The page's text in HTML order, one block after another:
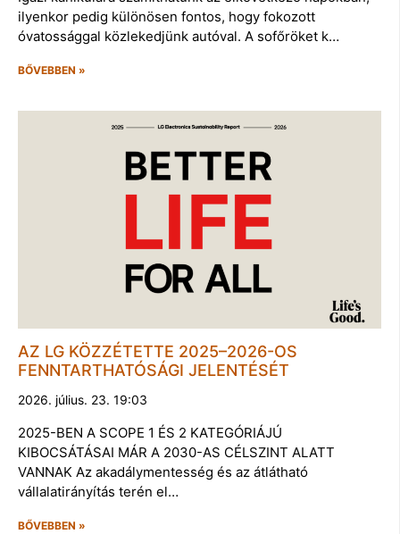
ilyenkor pedig különösen fontos, hogy fokozott
óvatossággal közlekedjünk autóval. A sofőröket k…
BŐVEBBEN »
AZ LG KÖZZÉTETTE 2025–2026-OS
FENNTARTHATÓSÁGI JELENTÉSÉT
2026. július. 23. 19:03
2025-BEN A SCOPE 1 ÉS 2 KATEGÓRIÁJÚ
KIBOCSÁTÁSAI MÁR A 2030-AS CÉLSZINT ALATT
VANNAK Az akadálymentesség és az átlátható
vállalatirányítás terén el…
BŐVEBBEN »